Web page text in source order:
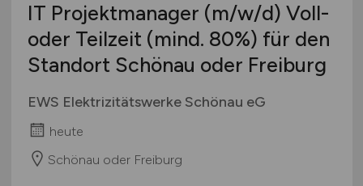
IT Projektmanager (m/w/d) Voll-
oder Teilzeit (mind. 80%) für den
Standort Schönau oder Freiburg
EWS Elektrizitätswerke Schönau eG
heute
Schönau oder Freiburg